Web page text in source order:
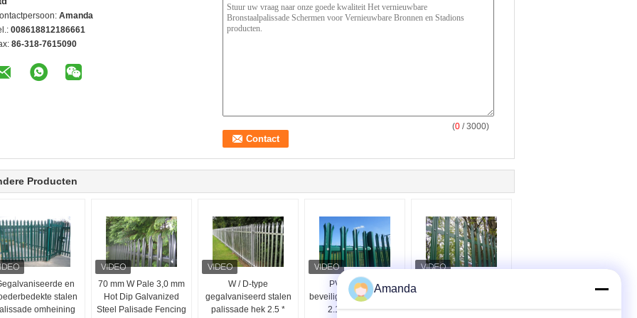
Amanda
008618812186661
86-318-7615090
(0 / 3000)
Producten
en
stalen
omheining
70 mm W Pale 3,0 mm
Hot Dip Galvanized
Steel Palisade Fencing
W / D-type
gegalvaniseerd stalen
palissade hek 2.5 *
PVC-gecoate
beveiligingshek W Pale
2.1*2.4m Voor
hekwerk met 2,4 mm
Amanda